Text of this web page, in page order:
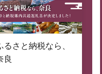
るさと納税なら、
良